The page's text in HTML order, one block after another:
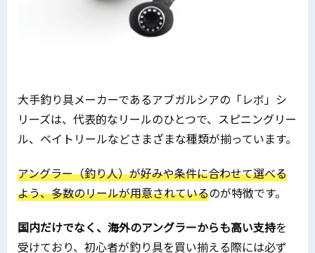
大手釣り具メーカーであるアブガルシアの「レボ」シ
リーズは、代表的なリールのひとつで、スピニングリー
ル、ベイトリールなどさまざまな種類が揃っています。
アングラー（釣り人）が好みや条件に合わせて選べる
よう、多数のリールが用意されているのが特徴です。
国内だけでなく、海外のアングラーからも高い支持を
受けており、初心者が釣り具を買い揃える際には必ず